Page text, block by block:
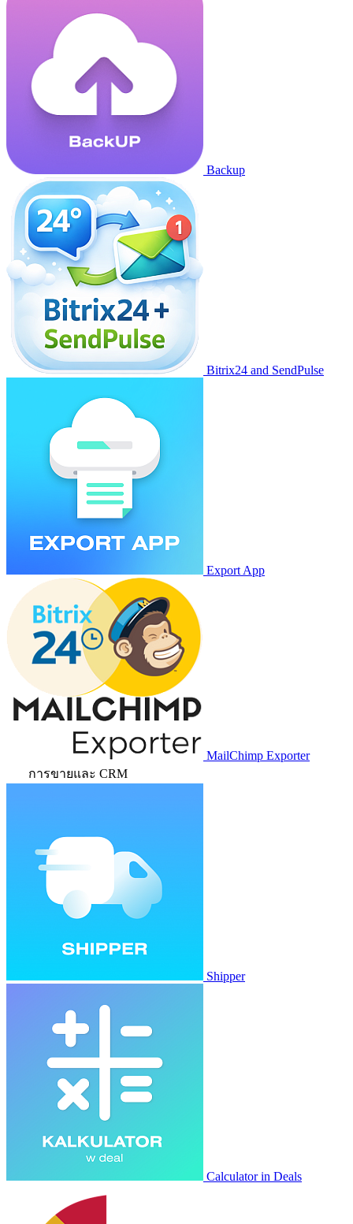
Backup
Bitrix24 and SendPulse
Export App
MailChimp Exporter
การขายและ CRM
Shipper
Calculator in Deals